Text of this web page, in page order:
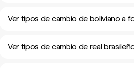
Ver tipos de cambio de boliviano a
Ver tipos de cambio de real